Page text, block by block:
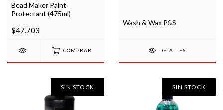
Bead Maker Paint
Protectant (475ml)
$47.703
COMPRAR
Wash & Wax P&S
DETALLES
SIN STOCK SIN STOCK